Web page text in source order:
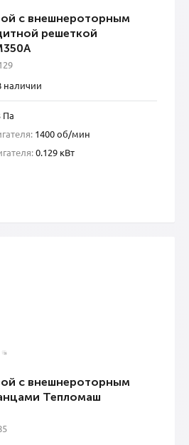
с внешнероторным
решеткой
наличии
Па
1400 об/мин
0.129 кВт
с внешнероторным
Тепломаш